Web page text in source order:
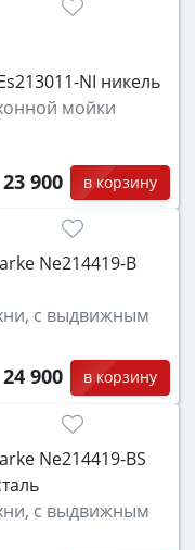
NI никель
мойки
23 900 в корзину
Ne214419-B
с выдвижным
24 900 в корзину
Ne214419-BS
с выдвижным